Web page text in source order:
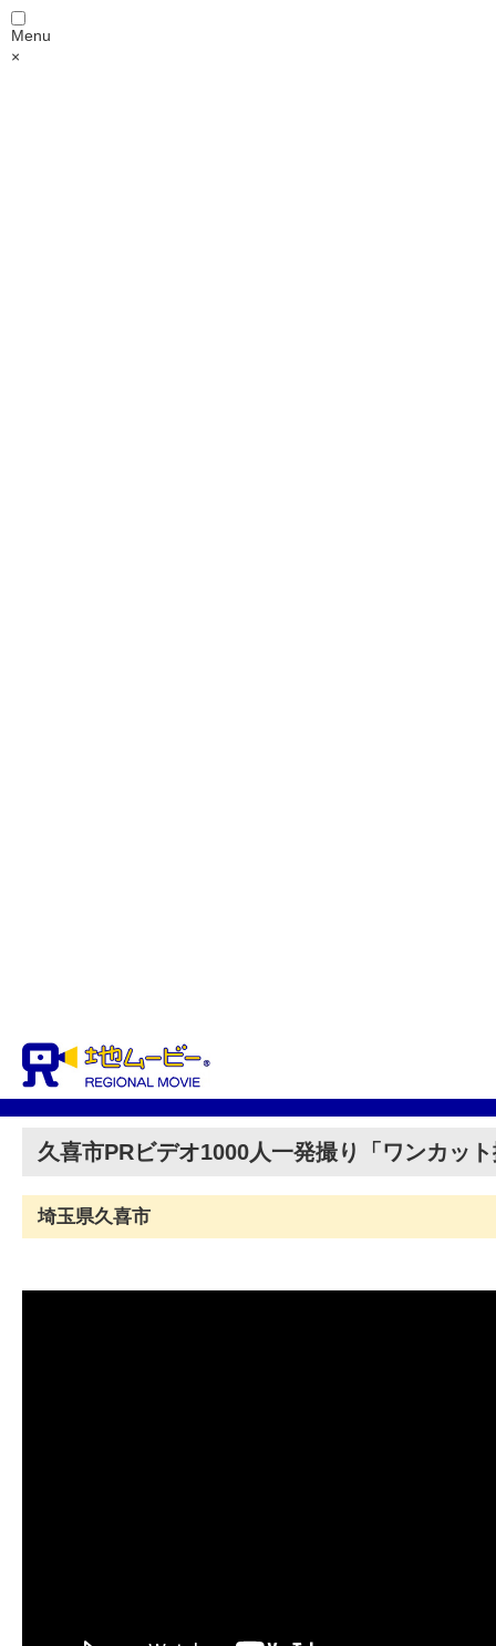
Menu
×
久喜市PRビデオ1000人一発撮り「ワンカッ
埼玉県久喜市